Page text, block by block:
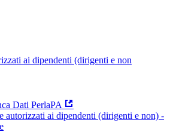
ai dipendenti (dirigenti e non
Dati PerlaPA
autorizzati ai dipendenti (dirigenti e non) -